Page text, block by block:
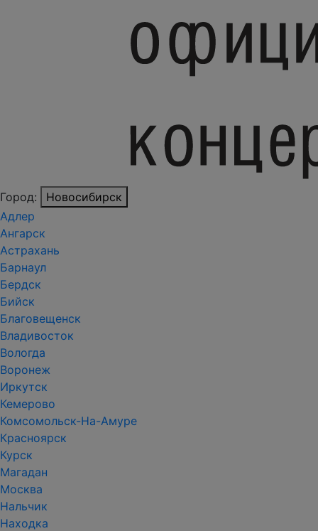
Город:
Новосибирск
Адлер
Ангарск
Астрахань
Барнаул
Бердск
Бийск
Благовещенск
Владивосток
Вологда
Воронеж
Иркутск
Кемерово
Комсомольск-На-Амуре
Красноярск
Курск
Магадан
Москва
Нальчик
Находка